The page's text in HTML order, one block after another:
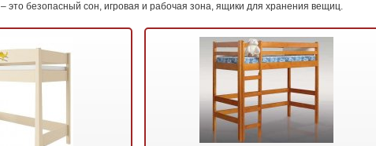
– это безопасный сон, игровая и рабочая зона, ящики для хранения вещиц.